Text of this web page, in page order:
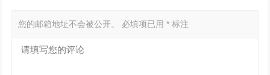
您的邮箱地址不会被公开。 必填项已用* 标注